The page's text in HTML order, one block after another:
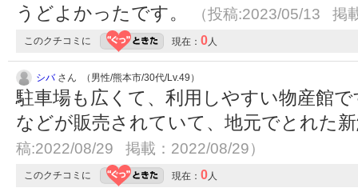
うどよかったです。
（投稿:2023/05/13 掲
このクチコミに 現在： 0人
シバさん （男性/熊本市/30代/Lv.49）
駐車場も広くて、利用しやすい物産館
などが販売されていて、地元でとれた
稿:2022/08/29 掲載：2022/08/29）
このクチコミに 現在： 0人